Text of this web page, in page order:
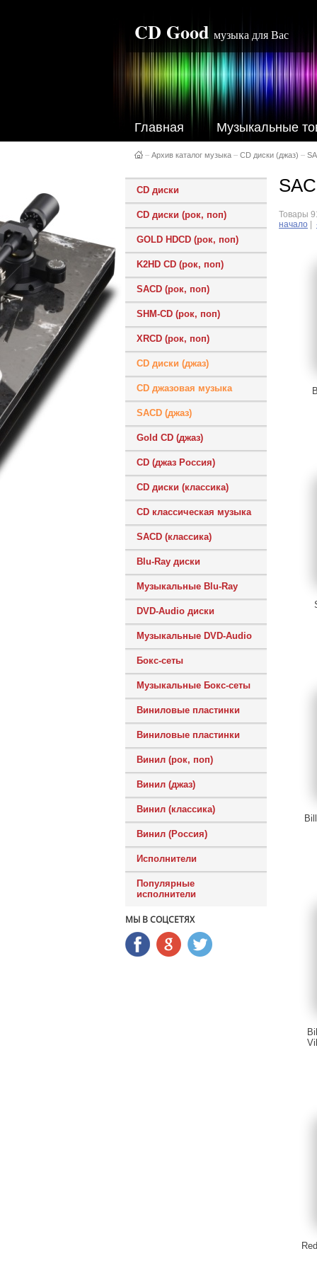
CD Good музыка для Вас
Главная Музыкальные
– Архив каталог музыка – CD диски (джаз) –
CD диски
CD диски (рок, поп)
GOLD HDCD (рок, поп)
K2HD CD (рок, поп)
SACD (рок, поп)
SHM-CD (рок, поп)
XRCD (рок, поп)
CD диски (джаз)
CD джазовая музыка
SACD (джаз)
Gold CD (джаз)
CD (джаз Россия)
CD диски (классика)
CD классическая музыка
SACD (классика)
Blu-Ray диски
Музыкальные Blu-Ray
DVD-Audio диски
Музыкальные DVD-Audio
Бокс-сеты
Музыкальные Бокс-сеты
Виниловые пластинки
Виниловые пластинки
Винил (рок, поп)
Винил (джаз)
Винил (классика)
Винил (Россия)
Исполнители
Популярные
исполнители
МЫ В СОЦСЕТЯХ
Товары
начало